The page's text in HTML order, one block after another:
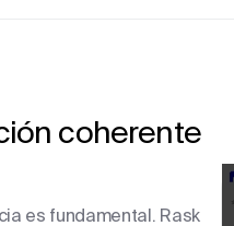
coherente
es fundamental. Rask